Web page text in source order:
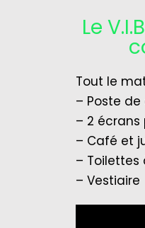
Le
Tout le
– Poste
– 2 écrans
– Café et
– Toilettes
– Vestiaire